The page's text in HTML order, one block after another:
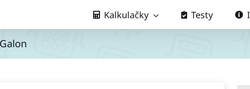
Kalkulačky Testy